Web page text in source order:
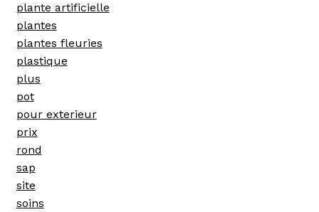
plante artificielle
plantes
plantes fleuries
plastique
plus
pot
pour exterieur
prix
rond
sap
site
soins